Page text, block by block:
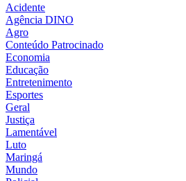
Acidente
Agência DINO
Agro
Conteúdo Patrocinado
Economia
Educação
Entretenimento
Esportes
Geral
Justiça
Lamentável
Luto
Maringá
Mundo